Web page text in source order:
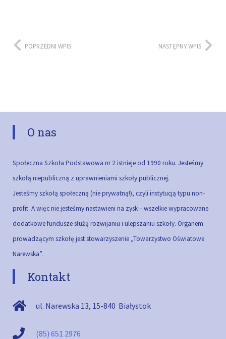
POPRZEDNI WPIS NASTĘPNY WPIS
O nas
Społeczna Szkoła Podstawowa nr 2 istnieje od 1990 roku. Jesteśmy
szkołą niepubliczną z uprawnieniami szkoły publicznej.
Jesteśmy szkołą społeczną (nie prywatną!), czyli instytucją typu non-
profit. A więc nie jesteśmy nastawieni na zysk – wszelkie wypracowane
dodatkowe fundusze służą rozwijaniu i ulepszaniu szkoły. Organem
prowadzącym szkołę jest stowarzyszenie „Towarzystwo Oświatowe
Narewska”.
Kontakt
ul. Narewska 13, 15-840 Białystok
(85) 651 2976